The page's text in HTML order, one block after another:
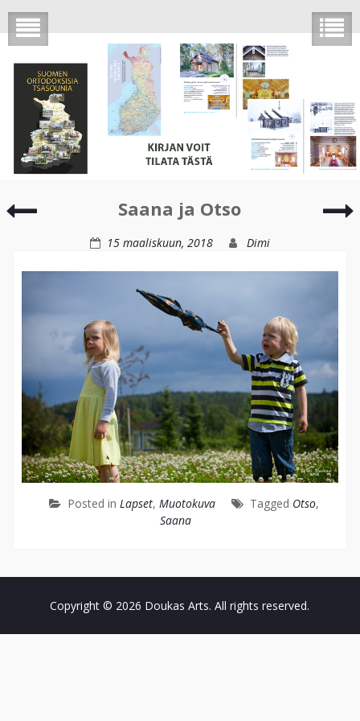
Saana ja Otso
15 maaliskuun, 2018 Dimi
Posted in Lapset, Muotokuva Tagged Otso,
Saana
Copyright © 2026 Doukas Arts. All rights reserved.